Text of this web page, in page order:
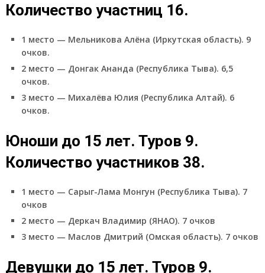
Количество участниц 16.
1 место — Мельникова Алёна (Иркутская область). 9
очков.
2 место — Донгак Ананда (Республика Тыва). 6,5
очков.
3 место — Михалёва Юлия (Республика Алтай). 6
очков.
Юноши до 15 лет. Туров 9.
Количество участников 38.
1 место — Сарыг-Лама Монгун (Республика Тыва). 7
очков
2 место — Деркач Владимир (ЯНАО). 7 очков
3 место — Маслов Дмитрий (Омская область). 7 очков
Девушки до 15 лет. Туров 9.